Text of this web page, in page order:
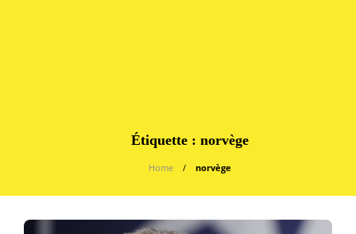
Étiquette : norvège
Home norvège